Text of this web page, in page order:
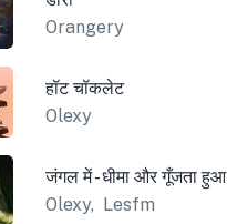
Orangery
हॉट चॉकलेट
Olexy
जंगल में - धीमा और गूँजता हुआ
Olexy, Lesfm